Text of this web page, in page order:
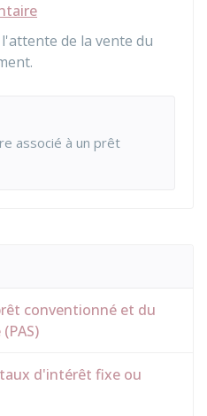
de la vente du
associé à un prêt
conventionné et du
d'intérêt fixe ou